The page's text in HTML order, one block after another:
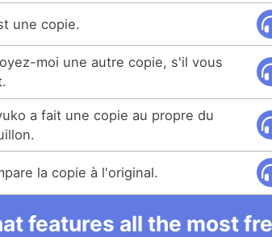
une copie.
moi une autre copie, s'il vous
a fait une copie au propre du
la copie à l'original.
features all the most